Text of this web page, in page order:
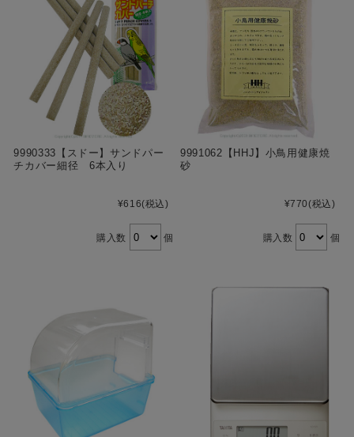
9990333【スドー】サンドパー
チカバー細径 6本入り
¥616(税込)
購入数 個
9991062【HHJ】小鳥用健康焼
砂
¥770(税込)
購入数 個